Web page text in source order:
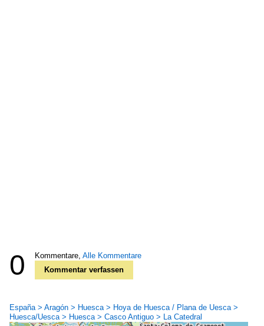
0 Kommentare, Alle Kommentare
Kommentar verfassen
España > Aragón > Huesca > Hoya de Huesca / Plana de Uesca >
Huesca/Uesca > Huesca > Casco Antiguo > La Catedral